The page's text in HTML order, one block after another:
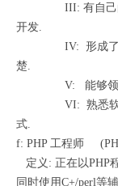
III: 有自己的代
开发.
IV: 形成了良好
楚.
V: 能够领导程
VI: 熟悉软件工
式.
f: PHP 工程师
定义: 正在以PHP
同时使用C+/perl等